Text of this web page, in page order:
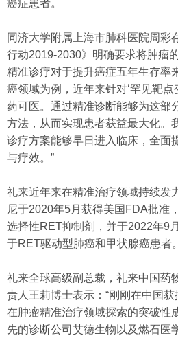
癌症患者。
同济大学附属上海市肺科医院周彩
行动2019-2030》明确要求将肿瘤
精准诊疗对于提升癌症五年生存率
癌领域为例，近年来针对‘罕见靶
药可医。通过精准诊断能够为这部
方法，从而实现患者获益最大化。
诊疗方案能够早日进入临床，全面
与疗效。”
礼来近年来在精准治疗领域持续发
尼于2020年5月获得美国FDA批准
选择性RET抑制剂，并于2022年9
于RET驱动型肺癌和甲状腺癌患者。
礼来全球高级副总裁，礼来中国药
责人王莉博士表示：“刚刚在中国
在肿瘤精准治疗领域探索的突破性
先的诊断公司艾德生物以及燃石医